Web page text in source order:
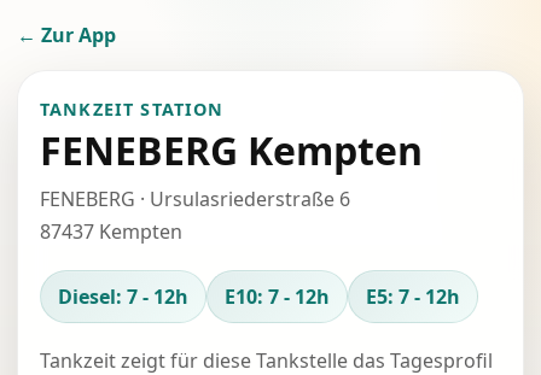
← Zur App
TANKZEIT STATION
FENEBERG Kempten
FENEBERG · Ursulasriederstraße 6
87437 Kempten
Diesel: 7 - 12h E10: 7 - 12h E5: 7 - 12h
Tankzeit zeigt für diese Tankstelle das Tagesprofil